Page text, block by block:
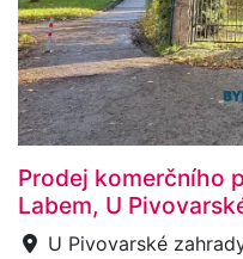
Prodej komerčního
Labem, U
U Pivovarské